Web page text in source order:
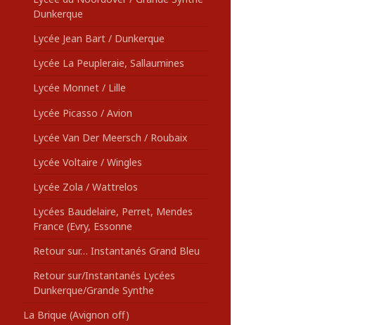
Dunkerque
Lycée Jean Bart / Dunkerque
Lycée La Peupleraie, Sallaumines
Lycée Monnet / Lille
Lycée Picasso / Avion
Lycée Van Der Meersch / Roubaix
Lycée Voltaire / Wingles
Lycée Zola / Wattrelos
Lycées Baudelaire, Perret, Mendes
France (Evry, Essonne
Retour sur… Instantanés Grand Bleu
Retour sur/Instantanés Lycées
Dunkerque/Grande Synthe
La Brique (Avignon off)